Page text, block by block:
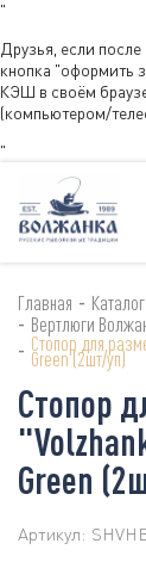
"
Друзья, если
кнопка "оформить
КЭШ в своём
(компьютером/
"
Главная - Каталог
- Вертлюги
- Стопор для
Green (2шт/уп)
Стопор
Green
Артикул: